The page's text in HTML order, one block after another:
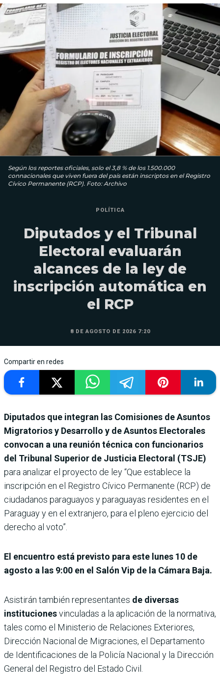
Según los reportes oficiales, solo el 3,8 % de los 1.500.000
connacionales que viven fuera del país están inscriptos en el Registro
Cívico Permanente (RCP). Foto: Archivo
POLÍTICA
Diputados y el Tribunal
Electoral evaluarán
alcances de la ley de
inscripción automática en
el RCP
8 DE AGOSTO DE 2026 7:20
Compartir en redes
Diputados que integran las Comisiones de Asuntos
Migratorios y Desarrollo y de Asuntos Electorales
convocan a una reunión técnica con funcionarios
del Tribunal Superior de Justicia Electoral (TSJE)
para analizar el proyecto de ley “Que establece la
inscripción en el Registro Cívico Permanente (RCP) de
ciudadanos paraguayos y paraguayas residentes en el
Paraguay y en el extranjero, para el pleno ejercicio del
derecho al voto”.
El encuentro está previsto para este lunes 10 de
agosto a las 9:00 en el Salón Vip de la Cámara Baja.
Asistirán también representantes de diversas
institucionesvinculadas a la aplicación de la normativa,
tales como el Ministerio de Relaciones Exteriores,
Dirección Nacional de Migraciones, el Departamento
de Identificaciones de la Policía Nacional y la Dirección
General del Registro del Estado Civil.